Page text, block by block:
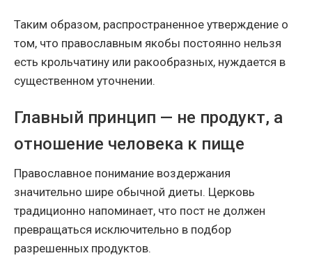
Таким образом, распространенное утверждение о
том, что православным якобы постоянно нельзя
есть крольчатину или ракообразных, нуждается в
существенном уточнении.
Главный принцип — не продукт, а
отношение человека к пище
Православное понимание воздержания
значительно шире обычной диеты. Церковь
традиционно напоминает, что пост не должен
превращаться исключительно в подбор
разрешенных продуктов.